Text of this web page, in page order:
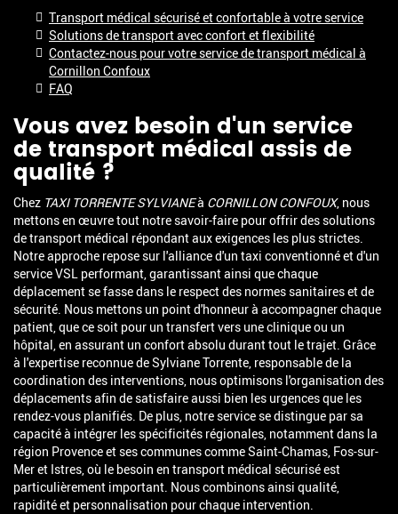
Transport médical sécurisé et confortable à votre service
Solutions de transport avec confort et flexibilité
Contactez-nous pour votre service de transport médical à
Cornillon Confoux
FAQ
Vous avez besoin d'un service
de transport médical assis de
qualité ?
Chez TAXI TORRENTE SYLVIANEà CORNILLON CONFOUX, nous
mettons en œuvre tout notre savoir-faire pour offrir des solutions
de transport médical répondant aux exigences les plus strictes.
Notre approche repose sur l'alliance d'un taxi conventionné et d'un
service VSL performant, garantissant ainsi que chaque
déplacement se fasse dans le respect des normes sanitaires et de
sécurité. Nous mettons un point d'honneur à accompagner chaque
patient, que ce soit pour un transfert vers une clinique ou un
hôpital, en assurant un confort absolu durant tout le trajet. Grâce
à l'expertise reconnue de Sylviane Torrente, responsable de la
coordination des interventions, nous optimisons l'organisation des
déplacements afin de satisfaire aussi bien les urgences que les
rendez-vous planifiés. De plus, notre service se distingue par sa
capacité à intégrer les spécificités régionales, notamment dans la
région Provence et ses communes comme Saint-Chamas, Fos-sur-
Mer et Istres, où le besoin en transport médical sécurisé est
particulièrement important. Nous combinons ainsi qualité,
rapidité et personnalisation pour chaque intervention.